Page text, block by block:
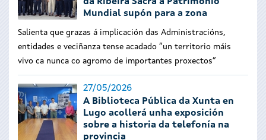
Mundial supón para a zona
Salienta que grazas á implicación das Administracións,
entidades e veciñanza tense acadado “un territorio máis
vivo ca nunca co agromo de importantes proxectos”
27/05/2026
A Biblioteca Pública da Xunta en
Lugo acollerá unha exposición
sobre a historia da telefonía na
provincia